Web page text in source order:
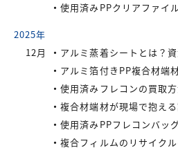
使用済みPPクリアファイル / 印刷等のある使用済
2025年
12月
アルミ蒸着シートとは？
アルミ箔付きPP複合材端材の保管・回収
使用済みフレコンの買取
複合材端材が現場で抱え
使用済みPPフレコンバッグ｜再利
複合フィルムのリサイク